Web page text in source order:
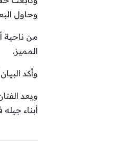
وحاول
من ناحية
المميز.
وأكد
ويعد
أبناء